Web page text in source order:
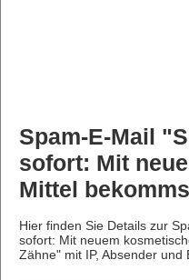
Spam-E-Mail
sofort: Mit
Mittel
Hier finden Sie Details zur
sofort: Mit neuem
Zähne" mit IP, Absender und